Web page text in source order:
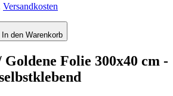
Versandkosten
In den Warenkorb
Goldene Folie 300x40 cm -